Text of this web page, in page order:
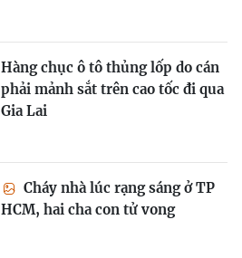
Hàng chục ô tô thủng lốp do cán
phải mảnh sắt trên cao tốc đi qua
Gia Lai
Cháy nhà lúc rạng sáng ở TP
HCM, hai cha con tử vong